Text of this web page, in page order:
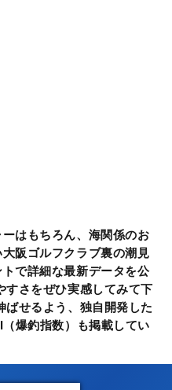
はもちろん、海関係のお
阪ゴルフクラブ裏の潮見
で詳細な最新データを公
すさをぜひ実感してみて下
ばせるよう、独自開発した
爆釣指数）も掲載してい